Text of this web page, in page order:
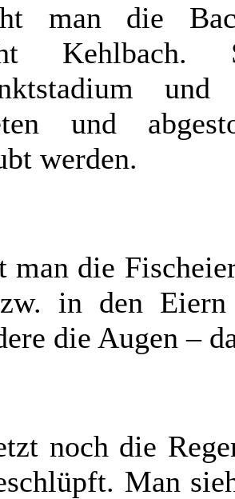
man die
und
werden.
man die
in den
die Augen –
noch die
Man